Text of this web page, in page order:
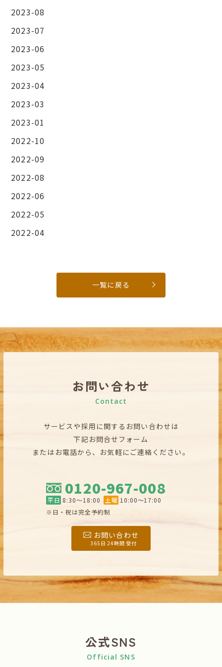
2023-08
2023-07
2023-06
2023-05
2023-04
2023-03
2023-01
2022-10
2022-09
2022-08
2022-06
2022-05
2022-04
一覧に戻る
お問い合わせ
Contact
サービスや採用に関するお問い合わせは
下記お問合せフォーム
またはお電話から、お気軽にご連絡ください。
0120-967-008
平日 8:30〜18:00 土曜 10:00〜17:00
※日・祝は完全予約制
お問い合わせ
365日 24時間 受付
公式SNS
Official SNS